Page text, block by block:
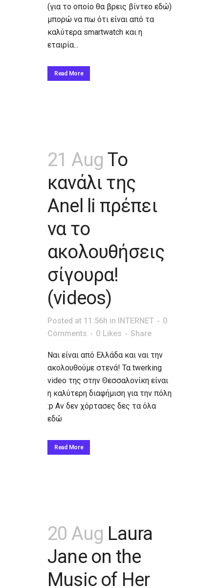
(για το οποίο θα βρεις βίντεο εδώ)
μπορώ να πω ότι είναι από τα
καλύτερα smartwatch και η
εταιρία...
Read More
21 Aug Το
κανάλι της
Anel li πρέπει
να το
ακολουθήσεις
σίγουρα!
(videos)
Posted at 11:56h in INTERNET
0
Comments
0 Likes Share
Ναι είναι από Ελλάδα και ναι την
ακολουθούμε στενά! Τα twerking
video της στην Θεσσαλονίκη είναι
η καλύτερη διαφήμιση για την πόλη
:p Αν δεν χόρτασες δες τα όλα
εδώ
Read More
20 Aug Laura
Jane on the
Music of Her